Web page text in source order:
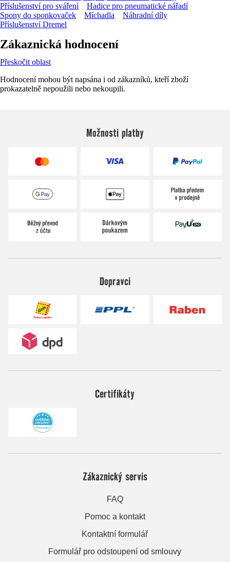
Příslušenství pro sváření
Hadice pro pneumatické nářadí
Spony do sponkovaček
Míchadla
Náhradní díly
Příslušenství Dremel
Zákaznická hodnocení
Přeskočit oblast
Hodnocení mohou být napsána i od zákazníků, kteří zboží
prokazatelně nepoužili nebo nekoupili.
Možnosti platby
Dopravci
Certifikáty
Zákaznický servis
FAQ
Pomoc a kontakt
Kontaktní formulář
Formulář pro odstoupení od smlouvy